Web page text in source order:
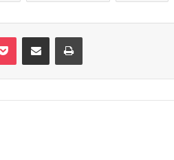
Глицин для детей: правильная
дозировка и применение